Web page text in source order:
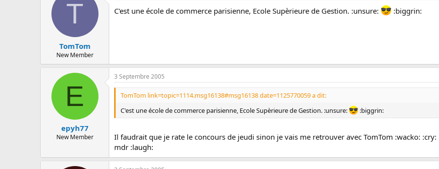
T
TomTom
New Member
C'est une école de commerce parisienne, Ecole Supèrieure de Gestion. :unsure: :biggrin:
E
epyh77
New Member
3 Septembre 2005
TomTom link=topic=1114.msg16138#msg16138 date=1125770059 a dit:
C'est une école de commerce parisienne, Ecole Supèrieure de Gestion. :unsure:
:biggrin:
Il faudrait que je rate le concours de jeudi sinon je vais me retrouver avec TomTom :wacko: :cry:
mdr :laugh: